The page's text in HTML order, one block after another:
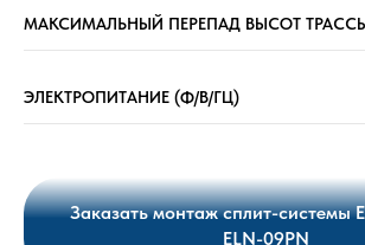
МАКСИМАЛЬНЫЙ ПЕРЕПАД ВЫСОТ
ЭЛЕКТРОПИТАНИЕ (Ф/В/ГЦ)
Заказать монтаж сплит-системы
ELN-09PN